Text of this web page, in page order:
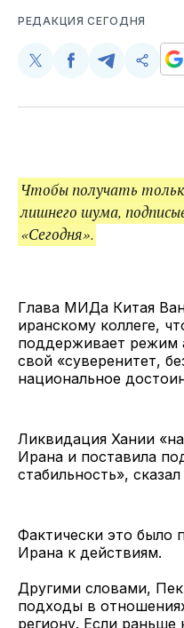
РЕДАКЦИЯ СЕГОДНЯ
Поделиться
Twitter
Поделиться
FacebookTelegram
Чтобы получать
лишнего шума,
«Сегодня».
Глава МИДа Китая
иранскому коллеге,
поддерживает режим
свой «суверенитет,
национальное
Ликвидация Хании
Ирана и поставила
стабильность»,
Фактически это было
Ирана к действиям.
Другими словами,
подходы в
региону. Если раньше